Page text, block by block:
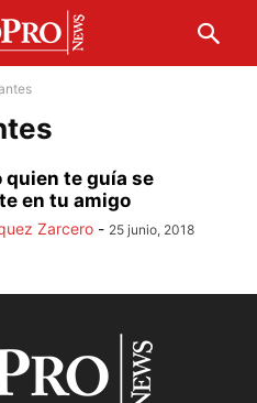
quien te guía se
en tu amigo
Zarcero - 25 junio, 2018